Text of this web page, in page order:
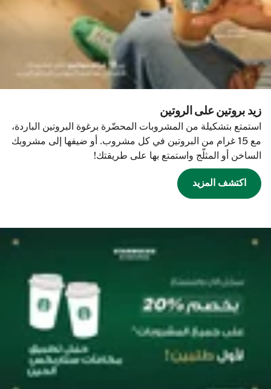
زيد بروتين على الروتين
استمتع بتشكيلة من المشروبات المحضّرة برغوة البروتين الباردة،
مع 15 غرام من البروتين في كل مشروب. أو ضيفها إلى مشروبك
الساخن أو المثلّج واستمتع بها على طريقتك!
اكتشف المزيد